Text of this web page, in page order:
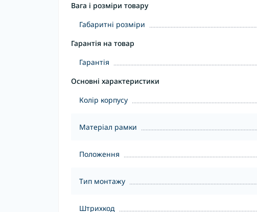
Вага і розміри товару
Габаритні розміри
Гарантія на товар
Гарантія
Основні характеристики
Колір корпусу
Матеріал рамки
Положення
Тип монтажу
Штрихкод